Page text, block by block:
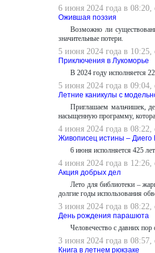
6 июня 2024 года в
Ожившая поэзия
Возможно ли
значительные потери.
5 июня 2024 года в
Приключения в Лукоморье
В 2024 году исполняется
5 июня 2024 года в
Летние каникулы с
Приглашаем мальчишек,
насыщенную программу,
4 июня 2024 года в 08:22,
Живописец истины – Диего
6 июня исполняется 425
4 июня 2024 года в
Акция добрых дел
Лето для библиотеки –
долгие годы использования
3 июня 2024 года в
День рождения парашюта
Человечество с давних
3 июня 2024 года в
Книга в летнем рюкзаке